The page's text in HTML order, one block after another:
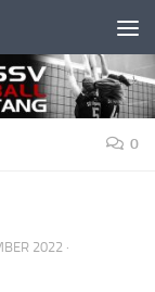
0
2022 ·